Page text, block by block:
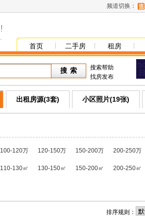
频道切换：
首页 二手房 租房
搜索帮助
找房发布
出租房源(3套) 小区照片(19张)
100-120万 120-150万 150-200万 200-250万
110-130㎡ 130-150㎡ 150-200㎡ 200-250㎡
排序规则：